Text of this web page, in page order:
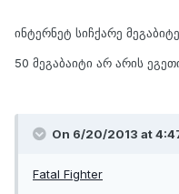
ინტერნეტ სიჩქარე
50 მეგაბაიტი არ არის
On 6/20/2013 at
Fatal Fighter